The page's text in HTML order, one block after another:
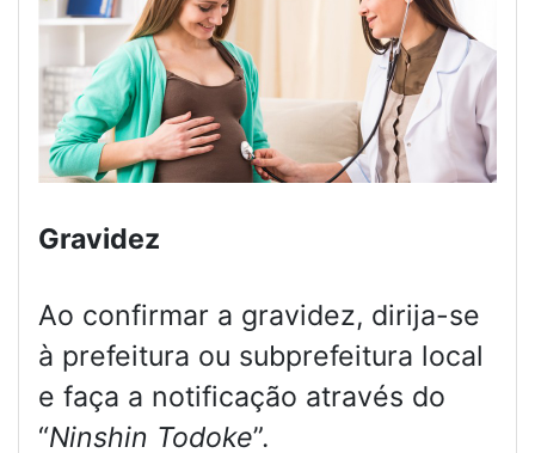
Gravidez
Ao confirmar a gravidez, dirija-se
à prefeitura ou subprefeitura local
e faça a notificação através do
“Ninshin Todoke”.